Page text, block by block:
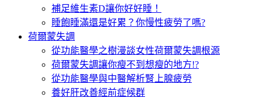
補足維生素D讓你好好睡！
睡飽睡滿還是好累？你慢性疲勞了嗎?
荷爾蒙失調
從功能醫學之樹漫談女性荷爾蒙失調根源
荷爾蒙失調讓你瘦不到想瘦的地方!?
從功能醫學與中醫解析腎上腺疲勞
養好肝改善經前症候群